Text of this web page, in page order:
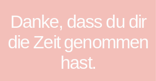
Danke, dass du dir
die Zeit genommen
hast.